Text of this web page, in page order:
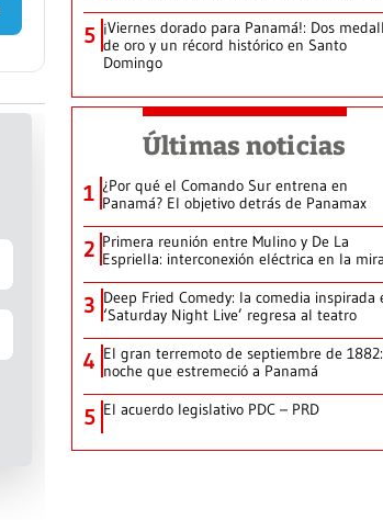
5 ¡Viernes dorado para Panamá!: Dos
de oro y un récord histórico en Santo
Domingo
Últimas noticias
1 ¿Por qué el Comando Sur entrena en
Panamá? El objetivo detrás de Panamax
2 Primera reunión entre Mulino y De La
Espriella: interconexión eléctrica en la mira
3 Deep Fried Comedy: la comedia inspirada
‘Saturday Night Live’ regresa al teatro
4 El gran terremoto de septiembre de
noche que estremeció a Panamá
5 El acuerdo legislativo PDC – PRD